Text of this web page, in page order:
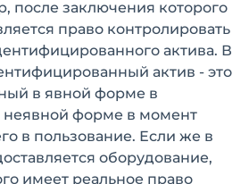
после заключения которого
право контролировать
актива. В
актив - это
в явной форме в
неявной форме в момент
в пользование. Если же в
оборудование,
имеет реальное право